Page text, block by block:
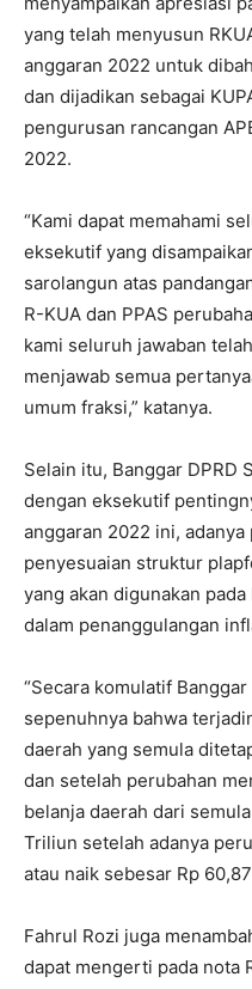
yang telah menyusun
anggaran 2022 untuk
dan dijadikan sebagai
pengurusan rancangan
2022.
“Kami dapat memahami
eksekutif yang
sarolangun atas
R-KUA dan PPAS
kami seluruh jawaban
menjawab semua
umum fraksi,” katanya.
Selain itu, Banggar DPRD
dengan eksekutif
anggaran 2022 ini,
penyesuaian struktur
yang akan digunakan
dalam penanggulangan
“Secara komulatif
sepenuhnya bahwa
daerah yang semula
dan setelah perubahan
belanja daerah dari
Triliun setelah adanya
atau naik sebesar Rp
Fahrul Rozi juga
dapat mengerti pada nota